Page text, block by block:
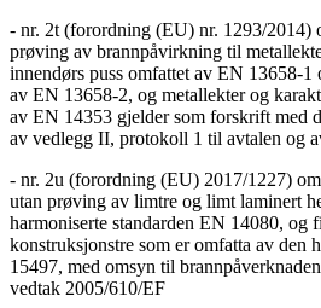
- nr. 2t (forordning (EU) nr. 1293/2014)
prøving av brannpåvirkning til
innendørs puss omfattet av EN 13658-1
av EN 13658-2, og metallekter og
av EN 14353 gjelder som forskrift med
av vedlegg II, protokoll 1 til avtalen og
- nr. 2u (forordning (EU) 2017/1227)
utan prøving av limtre og limt laminert
harmoniserte standarden EN 14080, og
konstruksjonstre som er omfatta av den
15497, med omsyn til
vedtak 2005/610/EF